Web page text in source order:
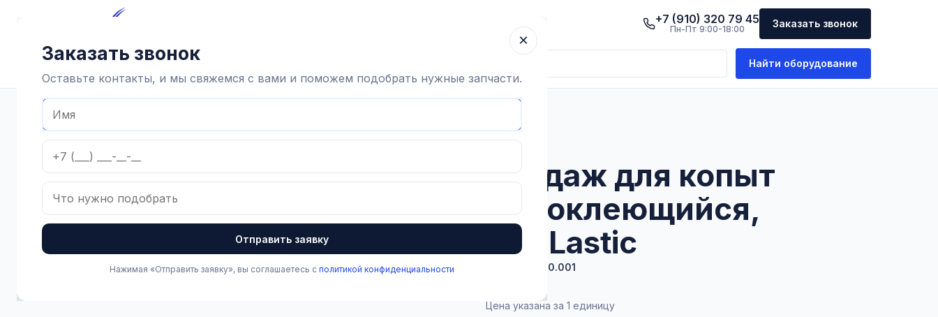
Контакты +7 (910) 320 79 45
Пн-Пт 9:00-18:00 Заказать звонок
Найти оборудование
Бандаж для копыт самоклеющийся, VETLastic
Бандаж для копыт
самоклеющийся,
VETLastic
3.2.0.001
Цена указана за 1 единицу
×
Заказать звонок
Оставьте контакты, и мы свяжемся с вами и поможем подобрать нужные запчасти.
Отправить заявку
Нажимая «Отправить заявку», вы соглашаетесь с политикой конфиденциальности